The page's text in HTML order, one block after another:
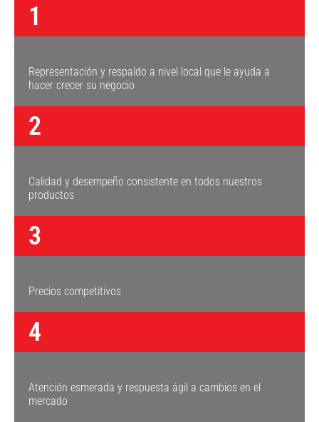
1
Representación y respaldo a nivel local que le ayuda a
hacer crecer su negocio
2
Calidad y desempeño consistente en todos nuestros
productos
3
Precios competitivos
4
Atención esmerada y respuesta ágil a cambios en el
mercado